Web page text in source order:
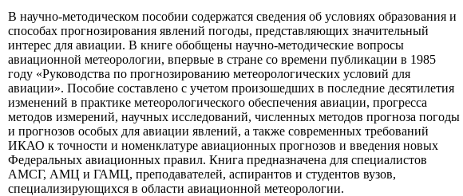
В научно-методическом пособии содержатся сведения об условиях образования и
способах прогнозирования явлений погоды, представляющих значительный
интерес для авиации. В книге обобщены научно-методические вопросы
авиационной метеорологии, впервые в стране со времени публикации в 1985
году «Руководства по прогнозированию метеорологических условий для
авиации». Пособие составлено с учетом произошедших в последние десятилетия
изменений в практике метеорологического обеспечения авиации, прогресса
методов измерений, научных исследований, численных методов прогноза погоды
и прогнозов особых для авиации явлений, а также современных требований
ИКАО к точности и номенклатуре авиационных прогнозов и введения новых
Федеральных авиационных правил. Книга предназначена для специалистов
АМСГ, АМЦ и ГАМЦ, преподавателей, аспирантов и студентов вузов,
специализирующихся в области авиационной метеорологии.